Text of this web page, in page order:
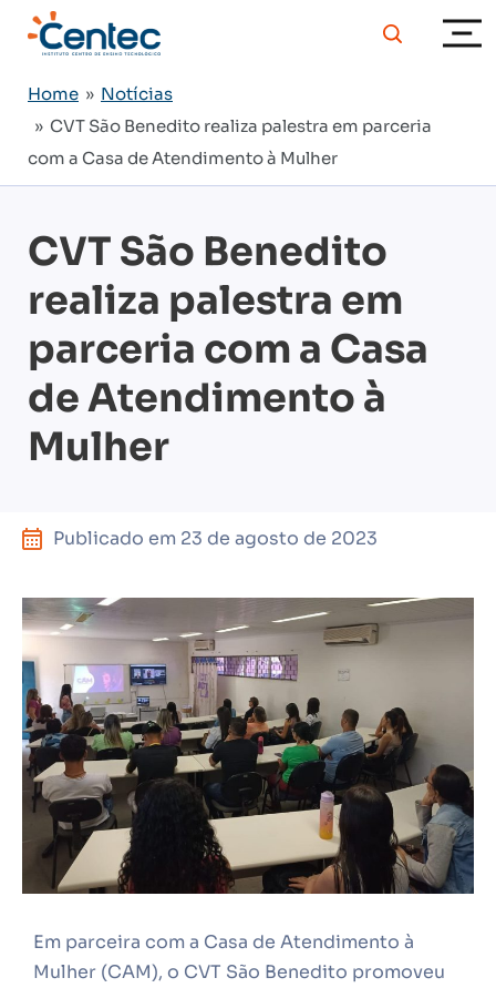
Home » Notícias
» CVT São Benedito realiza palestra em parceria
com a Casa de Atendimento à Mulher
CVT São Benedito
realiza palestra em
parceria com a Casa
de Atendimento à
Mulher
Publicado em 23 de agosto de 2023
Em parceira com a Casa de Atendimento à
Mulher (CAM), o CVT São Benedito promoveu